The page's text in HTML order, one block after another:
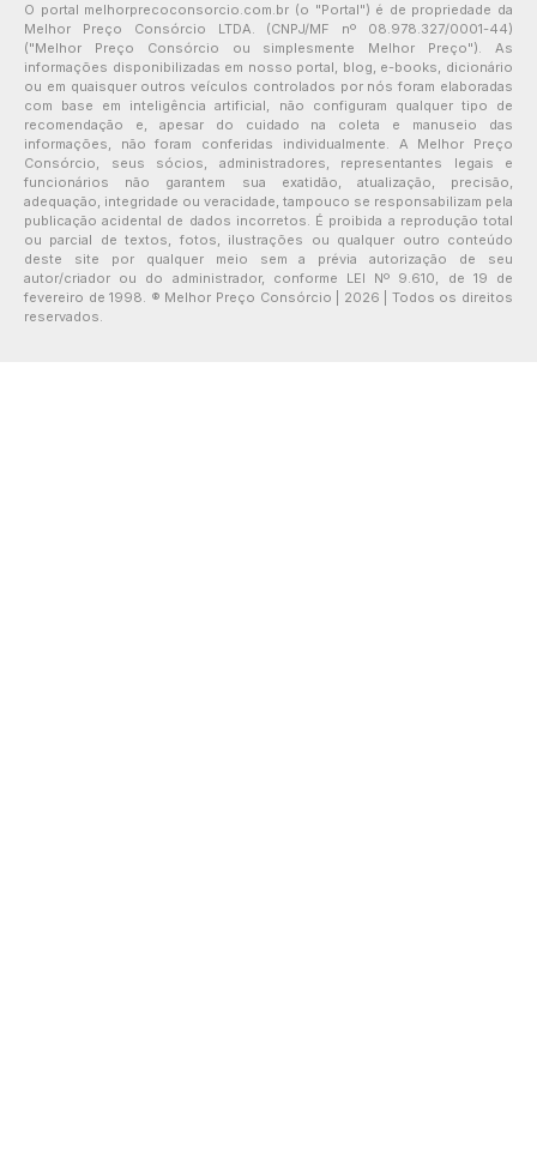
O portal melhorprecoconsorcio.com.br (o "Portal") é de propriedade da
Melhor Preço Consórcio LTDA. (CNPJ/MF nº 08.978.327/0001-44)
("Melhor Preço Consórcio ou simplesmente Melhor Preço"). As
informações disponibilizadas em nosso portal, blog, e-books, dicionário
ou em quaisquer outros veículos controlados por nós foram elaboradas
com base em inteligência artificial, não configuram qualquer tipo de
recomendação e, apesar do cuidado na coleta e manuseio das
informações, não foram conferidas individualmente. A Melhor Preço
Consórcio, seus sócios, administradores, representantes legais e
funcionários não garantem sua exatidão, atualização, precisão,
adequação, integridade ou veracidade, tampouco se responsabilizam pela
publicação acidental de dados incorretos. É proibida a reprodução total
ou parcial de textos, fotos, ilustrações ou qualquer outro conteúdo
deste site por qualquer meio sem a prévia autorização de seu
autor/criador ou do administrador, conforme LEI Nº 9.610, de 19 de
fevereiro de 1998. ® Melhor Preço Consórcio | 2026 | Todos os direitos
reservados.